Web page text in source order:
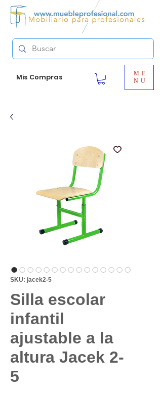
Mis Compras
ME
NU
SKU: jacek2-5
Silla escolar
infantil
ajustable a la
altura Jacek 2-
5